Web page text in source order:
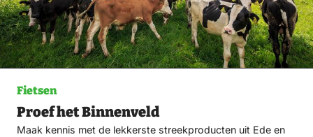
Fietsen
Proef het Binnenveld
Maak kennis met de lekkerste streekproducten uit Ede en